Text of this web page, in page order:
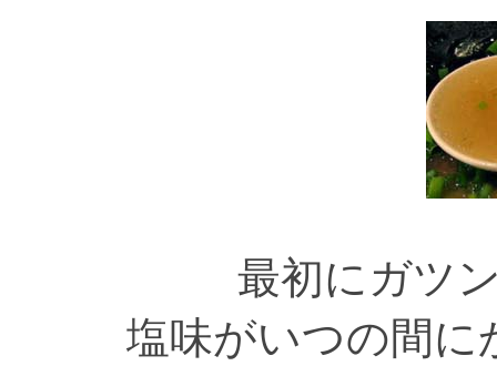
最初にガツ
塩味がいつの間に